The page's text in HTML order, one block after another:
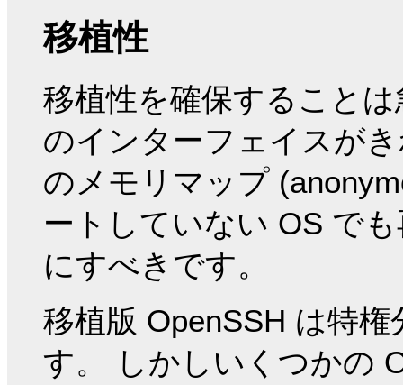
移植性
移植性を確保すること
のインターフェイスが
のメモリマップ
ートしていない OS で
にすべきです。
移植版 OpenSSH は特
す。 しかしいくつかの